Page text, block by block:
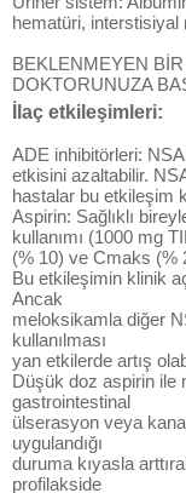
hematüri, interstisiyal
BEKLENMEYEN
DOKTORUNUZA
İlaç etkileşimleri:
ADE inhibitörleri:
etkisini azaltabilir.
hastalar bu etkileşim
Aspirin: Sağlıklı
kullanımı (1000 mg
(% 10) ve Cmaks (%
Bu etkileşimin klinik
Ancak
meloksikamla diğer
kullanılması
yan etkilerde artış
Düşük doz aspirin ile
gastrointestinal
ülserasyon veya
uygulandığı
duruma kıyasla
profilakside